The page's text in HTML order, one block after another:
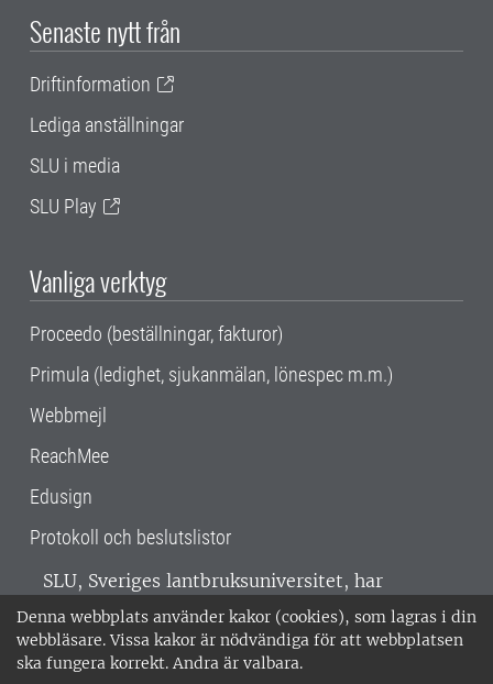
Denna webbplats använder kakor (cookies), som lagras i din
webbläsare. Vissa kakor är nödvändiga för att webbplatsen
ska fungera korrekt. Andra är valbara.
Senaste nytt från
Driftinformation
Lediga anställningar
SLU i media
SLU Play
Vanliga verktyg
Proceedo (beställningar, fakturor)
Primula (ledighet, sjukanmälan, lönespec m.m.)
Webbmejl
ReachMee
Edusign
Protokoll och beslutslistor
SLU, Sveriges lantbruksuniversitet, har
verksamhet över hela Sverige. Huvudorter är
Alnarp, Uppsala och Umeå.SLU är
miljöcertifierat enligt ISO 14001. •